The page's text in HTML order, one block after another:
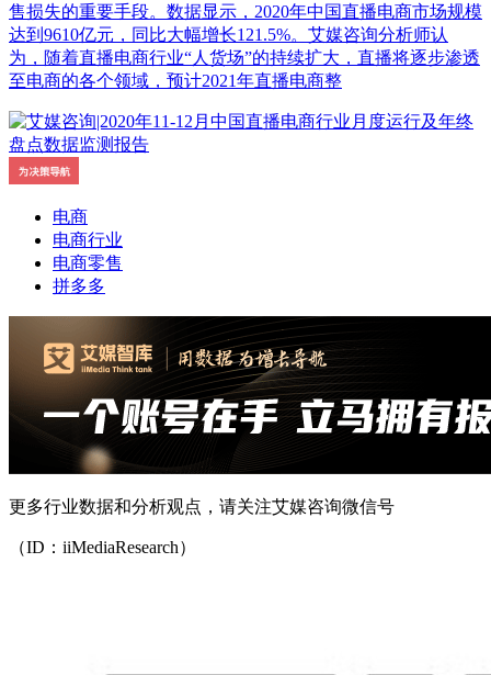
售损失的重要手段。数据显示，2020年中国直播电商市场规模
达到9610亿元，同比大幅增长121.5%。艾媒咨询分析师认
为，随着直播电商行业“人货场”的持续扩大，直播将逐步渗透
至电商的各个领域，预计2021年直播电商整
电商
电商行业
电商零售
拼多多
更多行业数据和分析观点，请关注艾媒咨询微信号
（ID：iiMediaResearch）